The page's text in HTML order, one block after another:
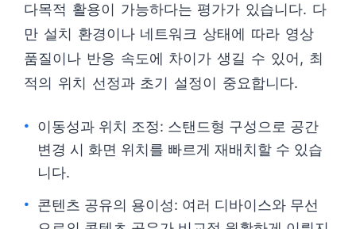
다목적 활용이 가능하다는 평가가 있습니다. 다
만 설치 환경이나 네트워크 상태에 따라 영상
품질이나 반응 속도에 차이가 생길 수 있어, 최
적의 위치 선정과 초기 설정이 중요합니다.
이동성과 위치 조정: 스탠드형 구성으로 공간
변경 시 화면 위치를 빠르게 재배치할 수 있습
니다.
콘텐츠 공유의 용이성: 여러 디바이스와 무선